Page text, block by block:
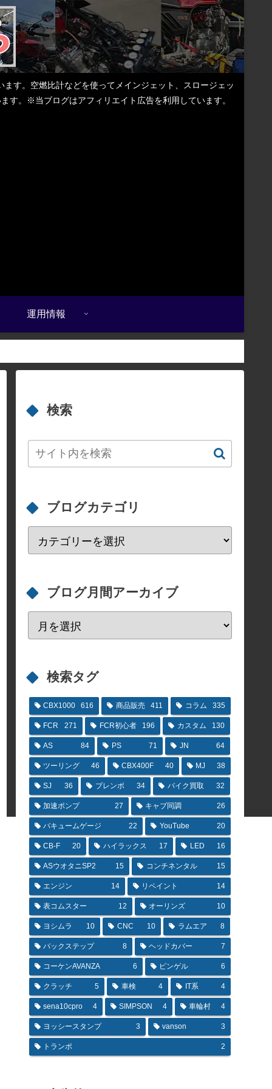
す。空燃比計などを使ってメインジェット、スロージェッ
す。※当ブログはアフィリエイト広告を利用しています。
運用情報
検索
ブログカテゴリ
ブログ月間アーカイブ
検索タグ
CBX1000 616 商品販売 411 コラム 335
FCR 271 FCR初心者 196 カスタム 130
AS 84 PS 71 JN 64
ツーリング 46 CBX400F 40 MJ 38
SJ 36 ブレンボ 34 バイク買取 32
加速ポンプ 27 キャブ同調 26
バキュームゲージ 22 YouTube 20
CB-F 20 ハイラックス 17 LED 16
ASウオタニSP2 15 コンチネンタル 15
エンジン 14 リペイント 14
表コムスター 12 オーリンズ 10
ヨシムラ 10 CNC 10 ラムエア 8
バックステップ 8 ヘッドカバー 7
コーケンAVANZA 6 ピンゲル 6
クラッチ 5 車検 4 IT系 4
sena10cpro 4 SIMPSON 4 車輪村 4
ヨッシースタンプ 3 vanson 3
トランポ 2